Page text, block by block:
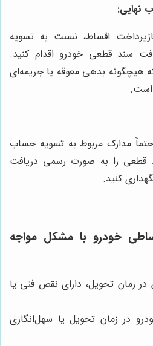
نهایی:
اقساط، نسبت به تسویه
سند قطعی خودرو اقدام کنید.
هیچگونه بدهی معوقه یا جریمه‌ای
است.
مدارک مربوط به تسویه حساب
قطعی را به صورت رسمی دریافت
کنید.
خودرو با مشکل مواجه
زمان تحویل، دارای نقص فنی یا
در زمان تحویل یا سهل‌انگاری